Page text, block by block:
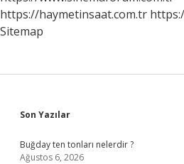
https://haymetinsaat.com.tr
Sitemap
Sidebar
Son Yazılar
Buğday ten tonları nelerdir ?
Ağustos 6, 2026